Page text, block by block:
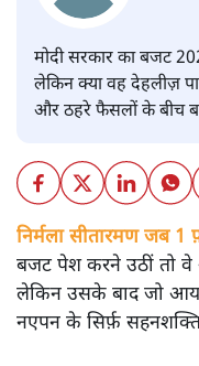
मोदी सरकार का बजट
लेकिन क्या वह देहलीज़
और ठहरे फैसलों के बीच
निर्मला सीतारमण जब 1
बजट पेश करने उठीं तो वे
लेकिन उसके बाद जो
नएपन के सिर्फ़